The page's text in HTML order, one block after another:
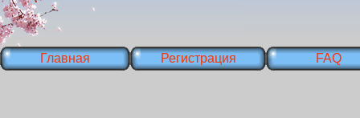
Главная Регистрация FAQ